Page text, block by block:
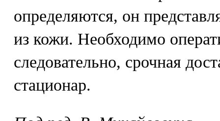
определяются, он
из кожи. Необходимо
следовательно, срочная
стационар.